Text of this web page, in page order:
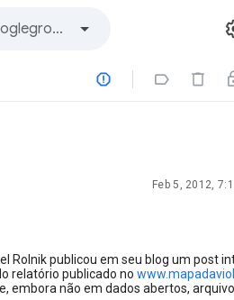

Feb 5, 2012,
Rolnik publicou em seu blog um post
relatório publicado no
embora não em dados abertos,